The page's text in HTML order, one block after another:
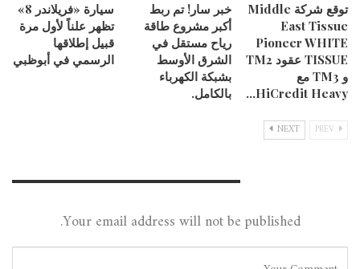
توقع شركة Middle
East Tissue
Pioneer WHITE
TISSUE عقود TM2
و TM3 مع
HiCredit Heavy…
خبر سار! تم ربط
أكبر مشروع طاقة
رياح مستقل في
الشرق الأوسط
بشبكة الكهرباء
بالكامل.
سيارة «فريلاندر 8»
تظهر علناً لأول مرة
قبيل إطلاقها
الرسمي في أبوظبي
NEXT
Your email address will not be published.